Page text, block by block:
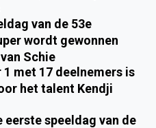
van de 53e
wordt gewonnen
Schie
1 met 17 deelnemers is
het talent Kendji
eerste speeldag van de